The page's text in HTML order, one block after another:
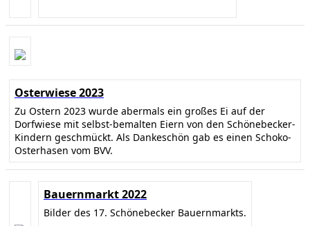
Osterwiese 2023
Zu Ostern 2023 wurde abermals ein großes Ei auf der
Dorfwiese mit selbst-bemalten Eiern von den Schönebecker-
Kindern geschmückt. Als Dankeschön gab es einen Schoko-
Osterhasen vom BVV.
Bauernmarkt 2022
Bilder des 17. Schönebecker Bauernmarkts.